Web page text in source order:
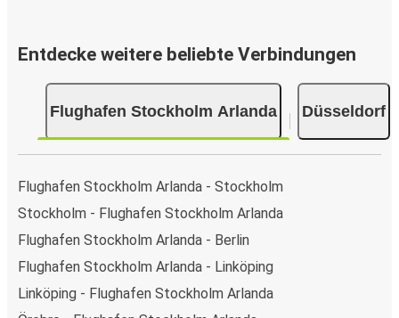
Entdecke weitere beliebte Verbindungen
Flughafen Stockholm Arlanda Düsseldorf
Flughafen Stockholm Arlanda - Stockholm
Stockholm - Flughafen Stockholm Arlanda
Flughafen Stockholm Arlanda - Berlin
Flughafen Stockholm Arlanda - Linköping
Linköping - Flughafen Stockholm Arlanda